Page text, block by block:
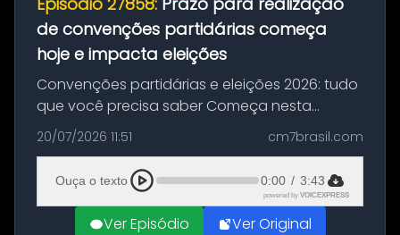
de convenções partidárias começa
hoje e impacta eleições
Convenções partidárias e eleições 2026: tudo
que você precisa saber Começa nesta
segunda-feira e vai até 5 de agosto o prazo
para que partidos políticos e federações
partidárias realizem suas convençõ...
20/07/2026 11:51 cm7brasil.com
Ouça o texto 0:00 / 3:43
powered by VOICEXPRESS
Ver Episódio Ver Original